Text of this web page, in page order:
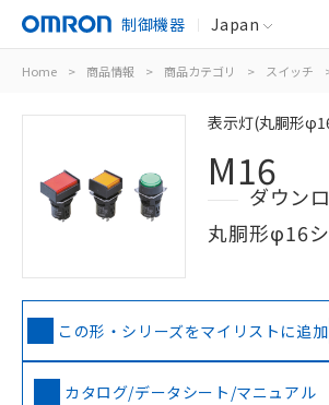
制御機器 Japan
Home > 商品情報 > 商品カテゴリ > スイッチ
表示灯(丸胴形
M16
ダウン
丸胴形φ16
この形・シリーズをマイリストに追加
カタログ/データシート/マニュアル